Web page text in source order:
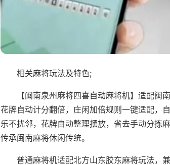
相关麻将玩法及特色;
【闽南泉州麻将四喜自动麻将机】适配闽
花牌自动计分翻倍，庄闲加倍规则一键适配，
乐不扰邻，花牌自动整理摆放，省去手动分拣
传承闽南麻将休闲传统。
普通麻将机适配北方山东胶东麻将玩法，